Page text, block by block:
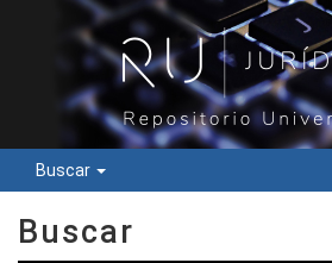
Buscar
Buscar